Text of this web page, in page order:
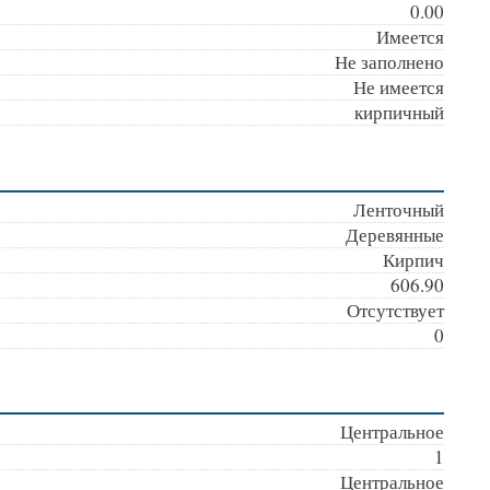
0.00
Имеется
Не заполнено
Не имеется
кирпичный
Ленточный
Деревянные
Кирпич
606.90
Отсутствует
0
Центральное
1
Центральное